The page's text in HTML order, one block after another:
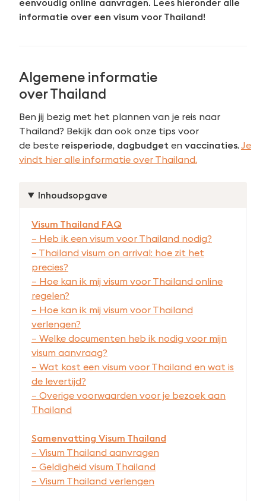
eenvoudig online aanvragen. Lees hieronder alle
informatie over een visum voor Thailand!
Algemene informatie
overThailand
Ben jij bezig met het plannen van je reis naar
Thailand? Bekijk dan ook onze tips voor
de beste reisperiode, dagbudget en vaccinaties. Je
vindt hier alle informatie over Thailand.
Inhoudsopgave
Visum Thailand FAQ
– Heb ik een visum voor Thailand nodig?
– Thailand visum on arrival: hoe zit het
precies?
– Hoe kan ik mij visum voor Thailand online
regelen?
– Hoe kan ik mij visum voor Thailand
verlengen?
– Welke documenten heb ik nodig voor mijn
visum aanvraag?
– Wat kost een visum voor Thailand en wat is
de levertijd?
– Overige voorwaarden voor je bezoek aan
Thailand
Samenvatting Visum Thailand
– Visum Thailand aanvragen
– Geldigheid visum Thailand
– Visum Thailand verlengen